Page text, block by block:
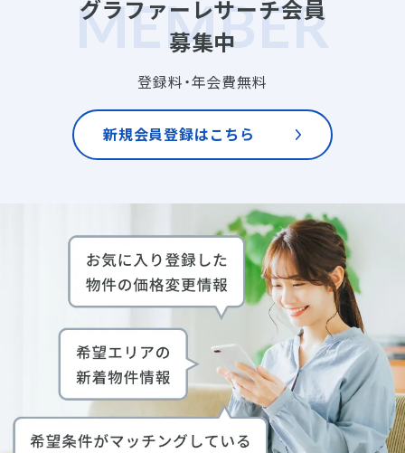
グラファーレサーチ会員
募集中
登録料・年会費無料
新規会員登録はこちら